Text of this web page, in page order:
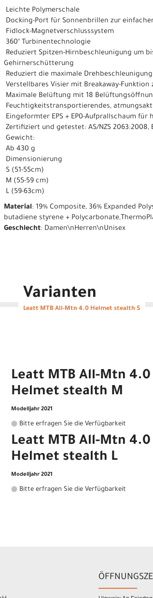
 Leichte Polymerschale
 Docking-Port für Sonnenbrillen zur
 Fidlock-Magnetverschlusssystem
 360° Turbinentechnologie
 Reduziert Spitzen-Hirnbeschleunigung
Gehirnerschütterung
 Reduziert die maximale
 Verstellbares Visier mit Breakaway-
 Maximale Belüftung mit 18
 Feuchtigkeitstransportierendes,
 Eingeformter EPS + EP0-Aufprallschaum
 Zertifiziert und getestet: AS/NZS 2063:2008,
 Gewicht:
 Ab 430 g
 Dimensionierung
 S (51-55cm)
 M (55-59 cm)
 L (59-63cm)
Material: 19% Composite, 36% Expanded
butadiene styrene +
Geschlecht: Damen\nHerren\nUnisex
Varianten
Leatt MTB All-Mtn 4.0 Helmet stealth S
Leatt MTB All-Mtn 4.0
Helmet stealth M
Modelljahr 2021
Bitte erfragen Sie die Verfügbarkeit
Leatt MTB All-Mtn 4.0
Helmet stealth L
Modelljahr 2021
Bitte erfragen Sie die Verfügbarkeit